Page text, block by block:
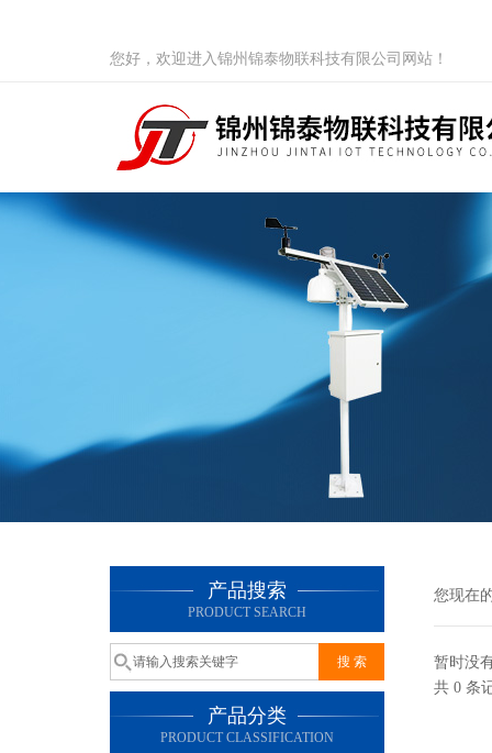
您好，欢迎进入锦州锦泰物联科技有限公司网站！
产品搜索
PRODUCT SEARCH
产品分类
PRODUCT CLASSIFICATION
您现在
暂时没
共 0 条